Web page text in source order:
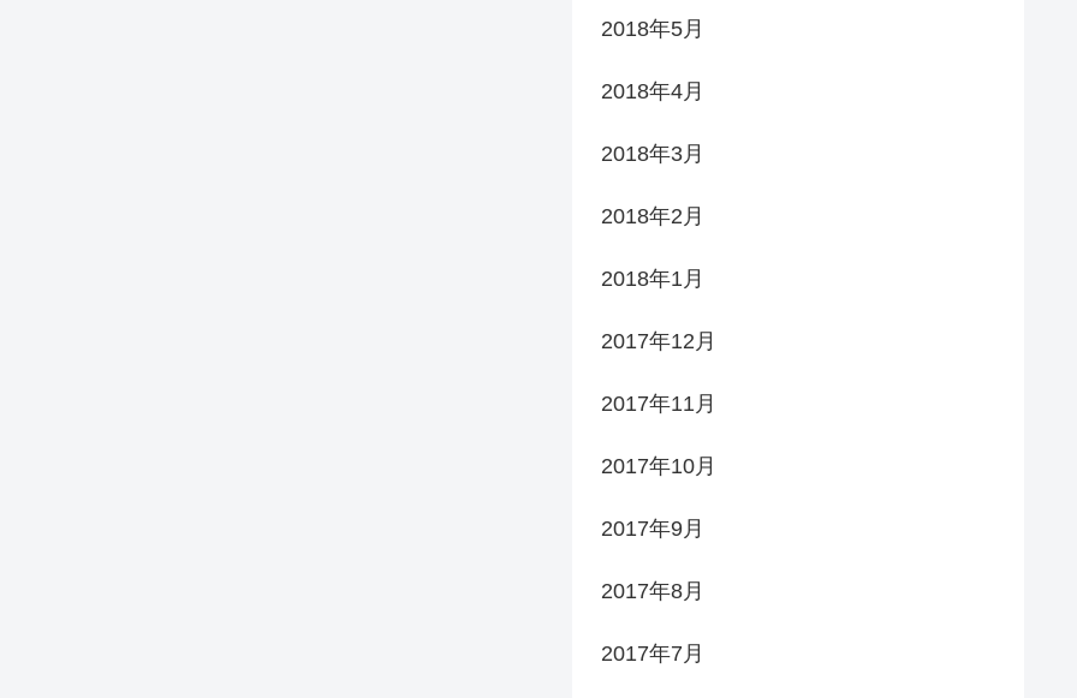
2018年5月
2018年4月
2018年3月
2018年2月
2018年1月
2017年12月
2017年11月
2017年10月
2017年9月
2017年8月
2017年7月